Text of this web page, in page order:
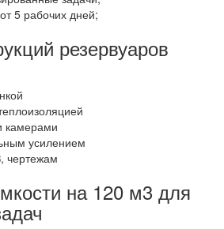
5 рабочих дней;
резервуаров
камерами
усилением
чертежам
на 120 м3 для